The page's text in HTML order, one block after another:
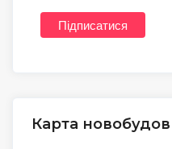
Карта новобудов